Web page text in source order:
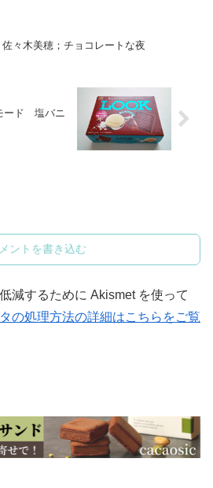
佐々木美穂；チョコレートな夜
ード 塩バニ
ントを書き込む
減するために Akismet を使って
の処理方法の詳細はこちらをご覧